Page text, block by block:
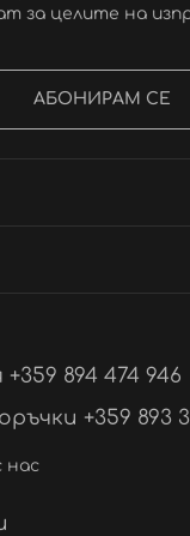
за целите на
АБОНИРАМ СЕ
894 474 946
+359 893
нас